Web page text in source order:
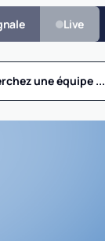
Live
une équipe ...